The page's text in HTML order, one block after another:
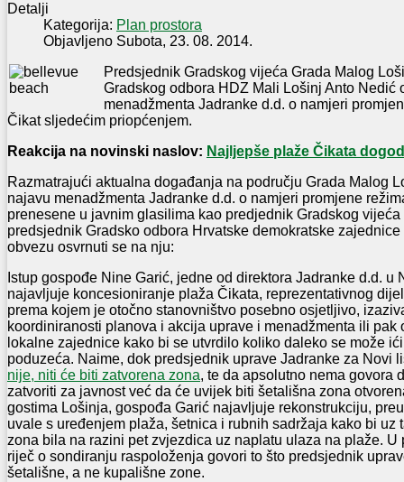
Detalji
Kategorija: Plan prostora
Objavljeno Subota, 23. 08. 2014.
Predsjednik Gradskog vijeća Grada Malog
Gradskog odbora HDZ Mali Lošinj Anto Nedić
menadžmenta Jadranke d.d. o namjeri
Čikat sljedećim priopćenjem.
Reakcija na novinski naslov: Najljepše plaže Čikata
Razmatrajući aktualna događanja na području Grada Malog
najavu menadžmenta Jadranke d.d. o namjeri promjene
prenesene u javnim glasilima kao predjednik Gradskog
predsjednik Gradsko odbora Hrvatske demokratske
obvezu osvrnuti se na nju:
Istup gospođe Nine Garić, jedne od direktora Jadranke d.d. u
najavljuje koncesioniranje plaža Čikata, reprezentativnog
prema kojem je otočno stanovništvo posebno osjetljivo,
koordiniranosti planova i akcija uprave i menadžmenta ili
lokalne zajednice kako bi se utvrdilo koliko daleko se može
poduzeća. Naime, dok predsjednik uprave Jadranke za Novi
nije, niti će biti zatvorena zona, te da apsolutno nema govora
zatvoriti za javnost već da će uvijek biti šetališna zona
gostima Lošinja, gospođa Garić najavljuje rekonstrukciju,
uvale s uređenjem plaža, šetnica i rubnih sadržaja kako bi uz
zona bila na razini pet zvjezdica uz naplatu ulaza na plaže. U
riječ o sondiranju raspoloženja govori to što predsjednik
šetališne, a ne kupališne zone.